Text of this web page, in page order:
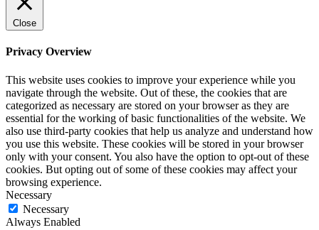
Close
Privacy Overview
This website uses cookies to improve your experience while you
navigate through the website. Out of these, the cookies that are
categorized as necessary are stored on your browser as they are
essential for the working of basic functionalities of the website. We
also use third-party cookies that help us analyze and understand how
you use this website. These cookies will be stored in your browser
only with your consent. You also have the option to opt-out of these
cookies. But opting out of some of these cookies may affect your
browsing experience.
Necessary
Necessary
Always Enabled